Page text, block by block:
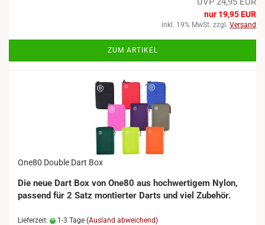
nur 19,95 EUR
inkl. 19% MwSt. zzgl. Versand
ZUM ARTIKEL
One80 Double Dart Box
Die neue Dart Box von One80 aus hochwertigem Nylon,
passend für 2 Satz montierter Darts und viel Zubehör.
Lieferzeit: 1-3 Tage (Ausland abweichend)